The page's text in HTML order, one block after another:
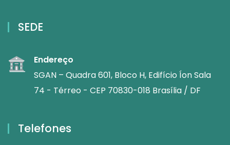
SEDE
Endereço
SGAN – Quadra 601, Bloco H, Edifício Íon Sala
74 - Térreo - CEP 70830-018 Brasília / DF
Telefones